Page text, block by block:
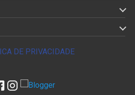
DE PRIVACIDADE